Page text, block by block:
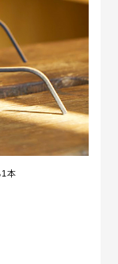
1本